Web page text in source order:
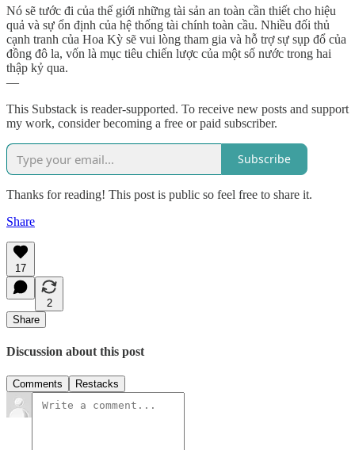
Nó sẽ tước đi của thế giới những tài sản an toàn cần thiết cho hiệu
quả và sự ổn định của hệ thống tài chính toàn cầu. Nhiều đối thủ
cạnh tranh của Hoa Kỳ sẽ vui lòng tham gia và hỗ trợ sự sụp đổ của
đồng đô la, vốn là mục tiêu chiến lược của một số nước trong hai
thập kỷ qua.
—
This Substack is reader-supported. To receive new posts and support
my work, consider becoming a free or paid subscriber.
Subscribe
Thanks for reading! This post is public so feel free to share it.
Share
17
2
Share
Discussion about this post
Comments Restacks